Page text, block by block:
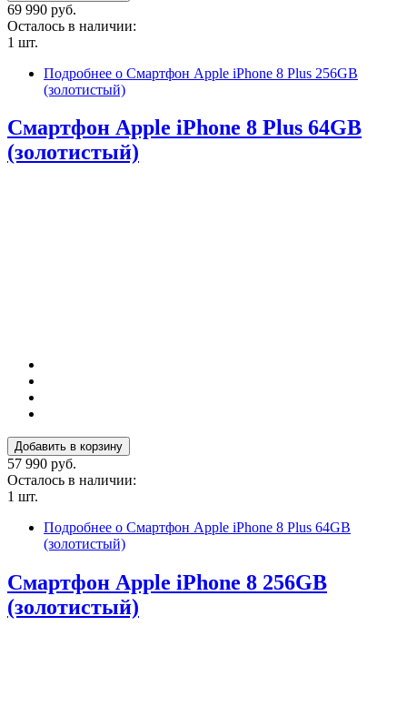
69 990 руб.
Осталось в наличии:
1 шт.
Подробнее о Смартфон Apple iPhone 8 Plus 256GB
(золотистый)
Смартфон Apple iPhone 8 Plus 64GB
(золотистый)
57 990 руб.
Осталось в наличии:
1 шт.
Подробнее о Смартфон Apple iPhone 8 Plus 64GB
(золотистый)
Смартфон Apple iPhone 8 256GB
(золотистый)